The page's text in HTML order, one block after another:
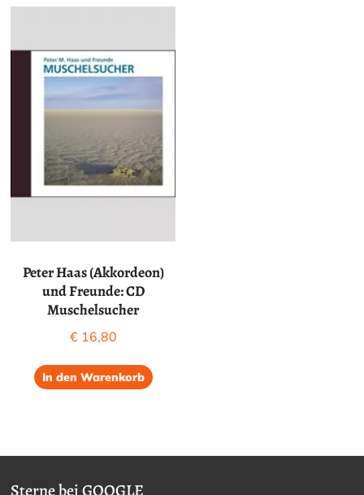
Peter Haas (Akkordeon)
und Freunde: CD
Muschelsucher
€16,80
In den Warenkorb